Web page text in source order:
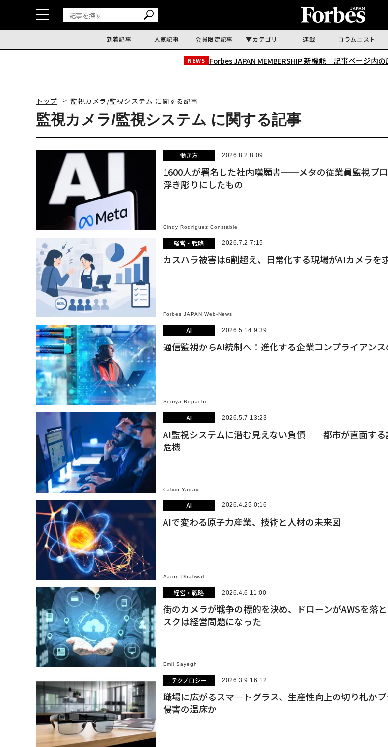
新着記事 人気記事 会員限定記事 カテゴリ 連載 コラムニスト
NEWS Forbes JAPAN MEMBERSHIP 新機能｜ 記事ページ内
トップ 監視カメラ/監視システム に関する記事
監視カメラ/監視システム に関する記事
働き方 2026.8.2 8:09
1600人が署名した社内嘆願書──メタの従業員監視プ
浮き彫りにしたもの
Cindy Rodriguez Constable
経営・戦略 2026.7.2 7:15
カスハラ被害は6割超え、日常化する現場がAIカメラを
Forbes JAPAN Web-News
AI 2026.5.14 9:39
通信監視からAI統制へ：進化する企業コンプライアン
Soniya Bopache
AI 2026.5.7 13:23
AI監視システムに潜む見えない負債──都市が直面する
危機
Calvin Yadav
AI 2026.4.25 0:16
AIで変わる原子力産業、技術と人材の未来図
Aaron Dhaliwal
経営・戦略 2026.4.6 11:00
街のカメラが戦争の標的を決め、ドローンがAWSを落と
スクは経営問題になった
Emil Sayegh
テクノロジー 2026.3.9 16:12
職場に広がるスマートグラス、生産性向上の切り札か
侵害の温床か